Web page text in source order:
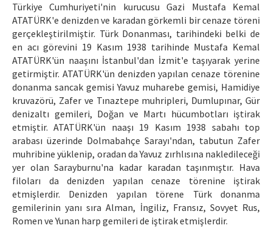
Hakem Rehberi
İletişim
Türkiye Cumhuriyeti'nin kurucusu Gazi Mustafa Kemal
ATATÜRK'e denizden ve karadan görkemli bir cenaze töreni
gerçekleştirilmiştir. Türk Donanması, tarihindeki belki de
en acı görevini 19 Kasım 1938 tarihinde Mustafa Kemal
ATATÜRK'ün naaşını İstanbul'dan İzmit'e taşıyarak yerine
getirmiştir. ATATÜRK'ün denizden yapılan cenaze törenine
donanma sancak gemisi Yavuz muharebe gemisi, Hamidiye
kruvazörü, Zafer ve Tınaztepe muhripleri, Dumlupınar, Gür
denizaltı gemileri, Doğan ve Martı hücumbotları iştirak
etmiştir. ATATÜRK'ün naaşı 19 Kasım 1938 sabahı top
arabası üzerinde Dolmabahçe Sarayı'ndan, tabutun Zafer
muhribine yüklenip, oradan da Yavuz zırhlısına nakledileceği
yer olan Sarayburnu'na kadar karadan taşınmıştır. Hava
filoları da denizden yapılan cenaze törenine iştirak
etmişlerdir. Denizden yapılan törene Türk donanma
gemilerinin yanı sıra Alman, İngiliz, Fransız, Sovyet Rus,
Romen ve Yunan harp gemileri de iştirak etmişlerdir.